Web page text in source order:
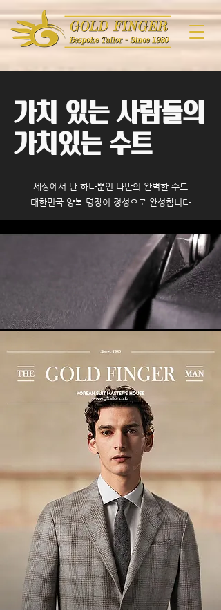
​가치 있는 사람들의
가치있는 수트
세상에서 단 하나뿐인 나만의 완벽한 수트
대한민국 양복 명장이 정성으로 완성합니다